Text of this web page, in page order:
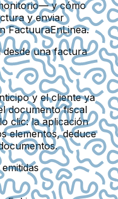
y cómo
y enviar
FactuuraEnLinea.
una factura
y el cliente ya
documento fiscal
clic: la aplicación
elementos, deduce